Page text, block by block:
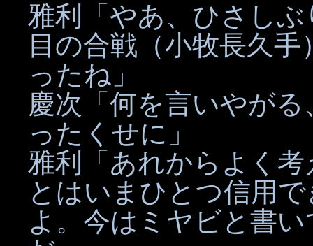
雅利「やあ、ひさし
目の合戦（小牧長久
ったね」
慶次「何を言いやが
ったくせに」
雅利「あれからよく
とはいまひとつ信用
よ。今はミヤビと書